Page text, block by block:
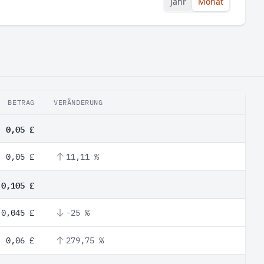
BETRAG VERÄNDERUNG
0,05 £
0,05 £ 11,11 %
0,105 £
0,045 £ -25 %
0,06 £ 279,75 %